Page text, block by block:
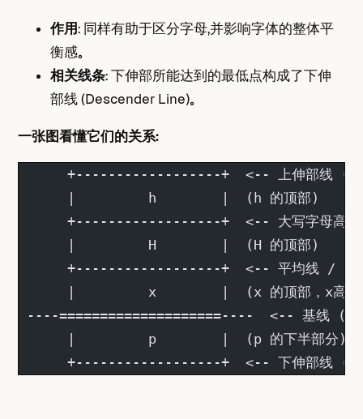
作用： 同样有助于区分字母，并影响字体的整体平
衡感。
相关线条： 下伸部所能达到的最低点构成了下伸
部线 (Descender Line)。
一张图看懂它们的关系：
+------------------+  <-- 上伸部线
      |         h        |  (h 的顶部)
+------------------+  <-- 大写字母高
      |         H        |  (H 的顶部)
+------------------+  <-- 平均线 / x
|         x        |  (x 的顶部，x高度
----====================----  <-- 基线
      |         p        |  (p 的下半部分)
+------------------+  <-- 下伸部线